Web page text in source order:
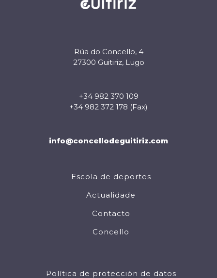
Rúa do Concello, 4
27300 Guitiriz, Lugo
+34 982 370 109
+34 982 372 178 (Fax)
info@concellodeguitiriz.com
Escola de deportes
Actualidade
Contacto
Concello
Política de protección de datos